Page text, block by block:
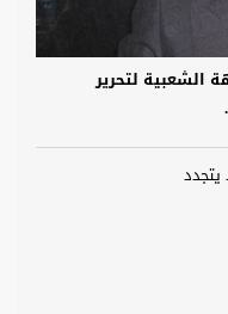
الشعبية لتحرير